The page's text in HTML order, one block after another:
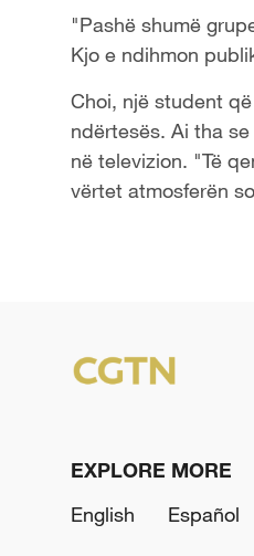
"Pashë shumë
Kjo e ndihmon
Choi, një student
ndërtesës. Ai tha
në televizion. "Të
vërtet atmosferën
EXPLORE MORE
English
Español